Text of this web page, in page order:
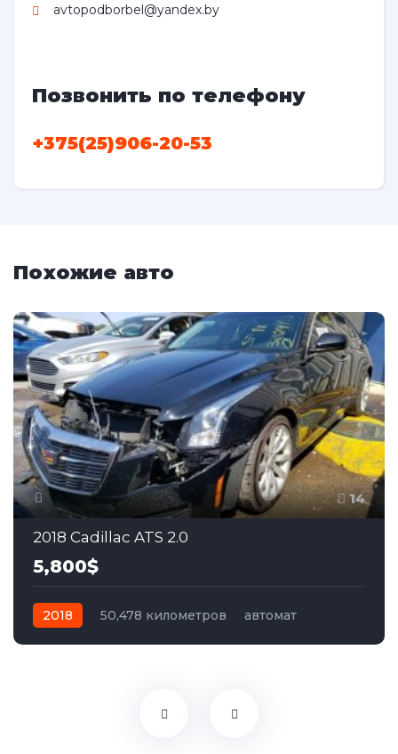
avtopodborbel@yandex.by
Позвонить по телефону
+375(25)906-20-53
Похожие авто
14
2018 Cadillac ATS 2.0
5,800$
2018 50,478 километров
автомат